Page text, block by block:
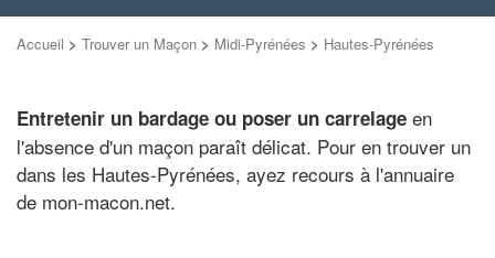
Accueil > Trouver un Maçon > Midi-Pyrénées > Hautes-Pyrénées
Entretenir un bardage ou poser un carrelage en
l'absence d'un maçon paraît délicat. Pour en trouver un
dans les Hautes-Pyrénées, ayez recours à l'annuaire
de mon-macon.net.